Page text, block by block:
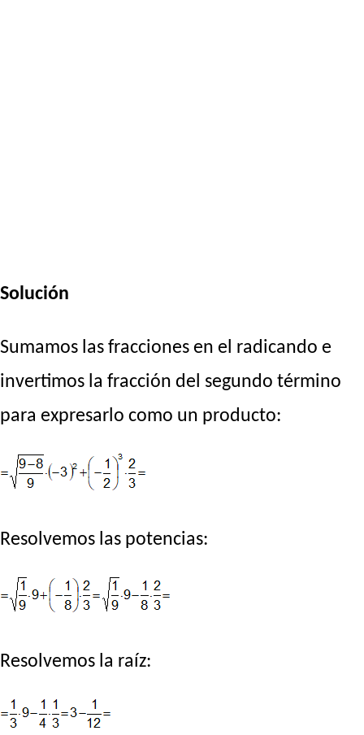
Solución
Sumamos las fracciones en el radicando e
invertimos la fracción del segundo término
para expresarlo como un producto:
Resolvemos las potencias:
Resolvemos la raíz: